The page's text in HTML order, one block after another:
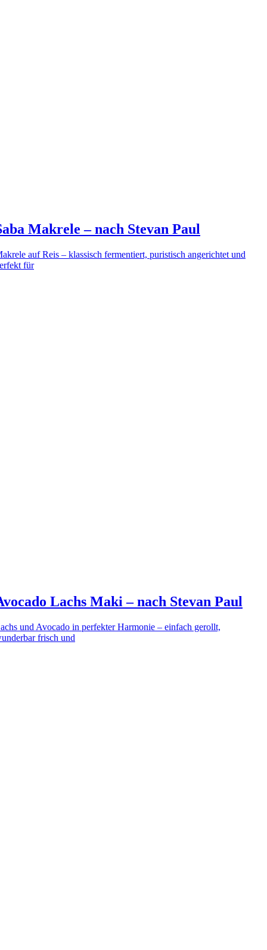
Makrele – nach Stevan Paul
auf Reis – klassisch fermentiert, puristisch angerichtet und
für
Lachs Maki – nach Stevan Paul
und Avocado in perfekter Harmonie – einfach gerollt,
frisch und